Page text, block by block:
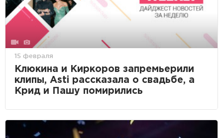
15 февраля
Клюкина и Киркоров запремьерили
клипы, Asti рассказала о свадьбе, а
Крид и Пашу помирились